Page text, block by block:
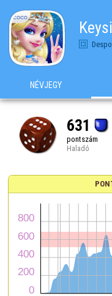
Keysi
NÉVJEGY
631
pontszám
Haladó